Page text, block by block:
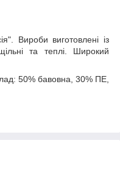
Вироби виготовлені із
та теплі. Широкий
50% бавовна, 30% ПЕ,